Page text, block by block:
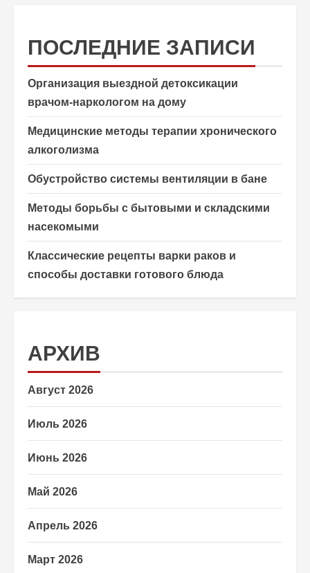
ПОСЛЕДНИЕ ЗАПИСИ
Организация выездной детоксикации
врачом-наркологом на дому
Медицинские методы терапии хронического
алкоголизма
Обустройство системы вентиляции в бане
Методы борьбы с бытовыми и складскими
насекомыми
Классические рецепты варки раков и
способы доставки готового блюда
АРХИВ
Август 2026
Июль 2026
Июнь 2026
Май 2026
Апрель 2026
Март 2026